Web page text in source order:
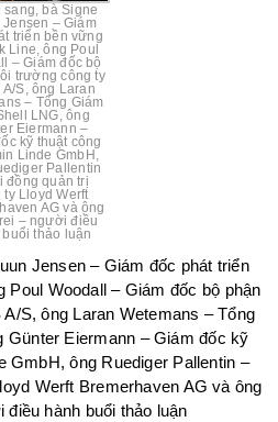
sang, bà Signe
Jensen – Giám
triển bền vững
Line, ông Poul
– Giám đốc bộ
trường công ty
A/S, ông Laran
– Tổng Giám
LNG, ông
Eiermann –
kỹ thuật công
Linde GmbH,
Pallentin
đồng quản trị
ty Lloyd Werft
AG và ông
– người điều
buổi thảo luận
Jensen – Giám đốc phát triển
Poul Woodall – Giám đốc bộ phận
S, ông Laran Wetemans – Tổng
Günter Eiermann – Giám đốc kỹ
GmbH, ông Ruediger Pallentin –
Werft Bremerhaven AG và ông
hành buổi thảo luận